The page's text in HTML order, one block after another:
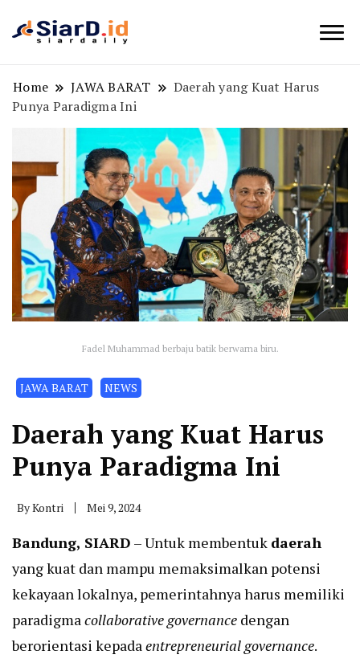
Home JAWA BARAT
Daerah yang Kuat Harus
Punya Paradigma Ini
Fadel Muhammad berbaju batik berwarna biru.
JAWA BARAT NEWS
Daerah yang Kuat Harus
Punya Paradigma Ini
ByKontri Mei 9, 2024
Bandung, SIARD – Untuk membentuk daerah
yang kuat dan mampu memaksimalkan potensi
kekayaan lokalnya, pemerintahnya harus memiliki
paradigmacollaborative governance dengan
berorientasi kepadaentrepreneurial governance.